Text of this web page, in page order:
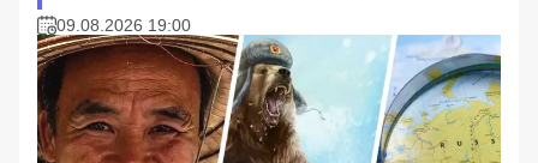
09.08.2026 19:00